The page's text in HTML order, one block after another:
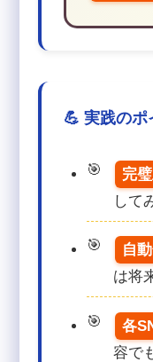
💪 実践のポ
完
して
自
は将
各
容で